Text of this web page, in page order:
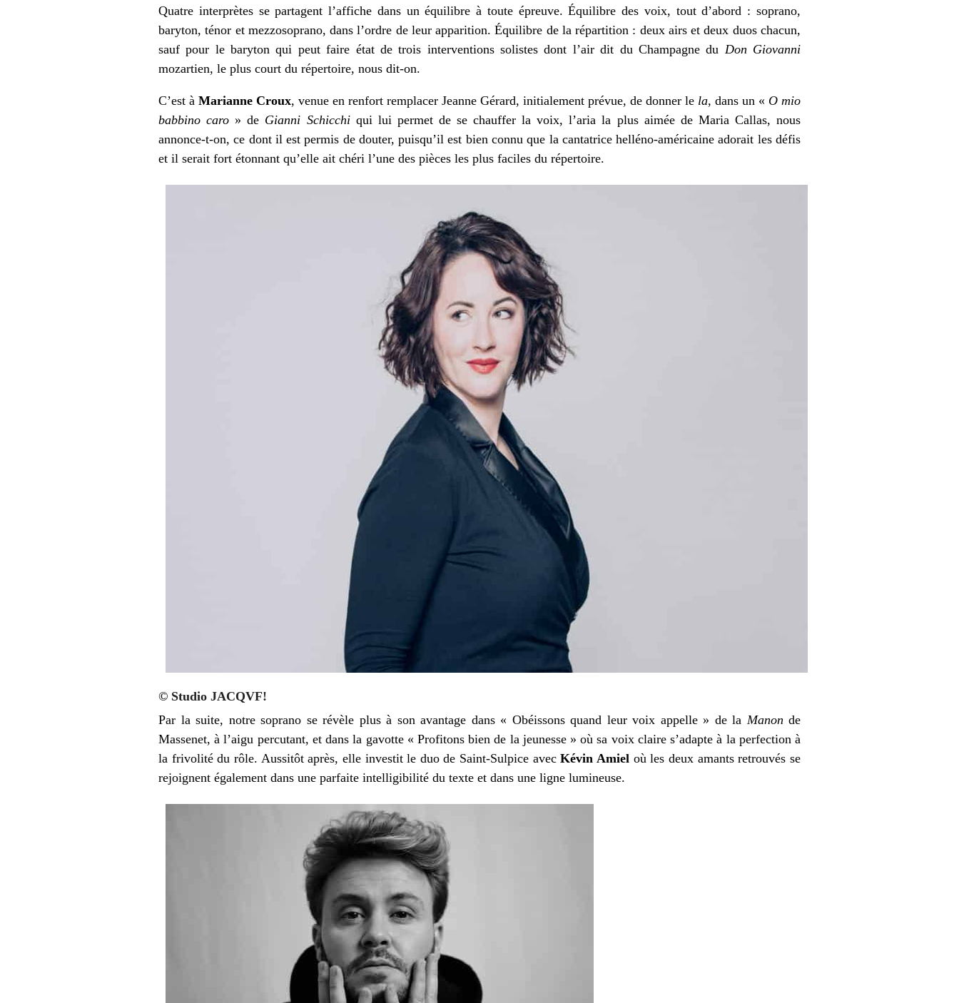
Quatre interprètes se partagent l’affiche dans un équilibre à toute épreuve. Équilibre des voix, tout d’abord : soprano,
baryton, ténor et mezzosoprano, dans l’ordre de leur apparition. Équilibre de la répartition : deux airs et deux duos chacun,
sauf pour le baryton qui peut faire état de trois interventions solistes dont l’air dit du Champagne du Don Giovanni
mozartien, le plus court du répertoire, nous dit-on.
C’est à Marianne Croux, venue en renfort remplacer Jeanne Gérard, initialement prévue, de donner le la, dans un « O mio
babbino caro » de Gianni Schicchiqui lui permet de se chauffer la voix, l’aria la plus aimée de Maria Callas, nous
annonce-t-on, ce dont il est permis de douter, puisqu’il est bien connu que la cantatrice helléno-américaine adorait les défis
et il serait fort étonnant qu’elle ait chéri l’une des pièces les plus faciles du répertoire.
© Studio JACQVF!
Par la suite, notre soprano se révèle plus à son avantage dans « Obéissons quand leur voix appelle » de la Manon de
Massenet, à l’aigu percutant, et dans la gavotte « Profitons bien de la jeunesse » où sa voix claire s’adapte à la perfection à
la frivolité du rôle. Aussitôt après, elle investit le duo de Saint-Sulpice avecKévin Amiel où les deux amants retrouvés se
rejoignent également dans une parfaite intelligibilité du texte et dans une ligne lumineuse.